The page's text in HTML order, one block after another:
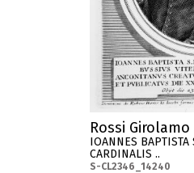
Rossi
IOANNES BAPTISTA
CARDINALIS ..
S-CL2346_14240